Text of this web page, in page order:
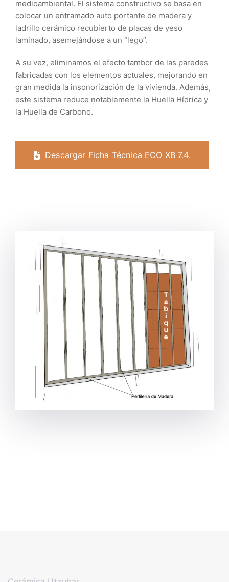
medioambiental. El sistema constructivo se basa en
colocar un entramado auto portante de madera y
ladrillo cerámico recubierto de placas de yeso
laminado, asemejándose a un “lego”.
A su vez, eliminamos el efecto tambor de las paredes
fabricadas con los elementos actuales, mejorando en
gran medida la insonorización de la vivienda. Además,
este sistema reduce notablemente la Huella Hídrica y
la Huella de Carbono.
Descargar Ficha Técnica ECO XB 7.4.